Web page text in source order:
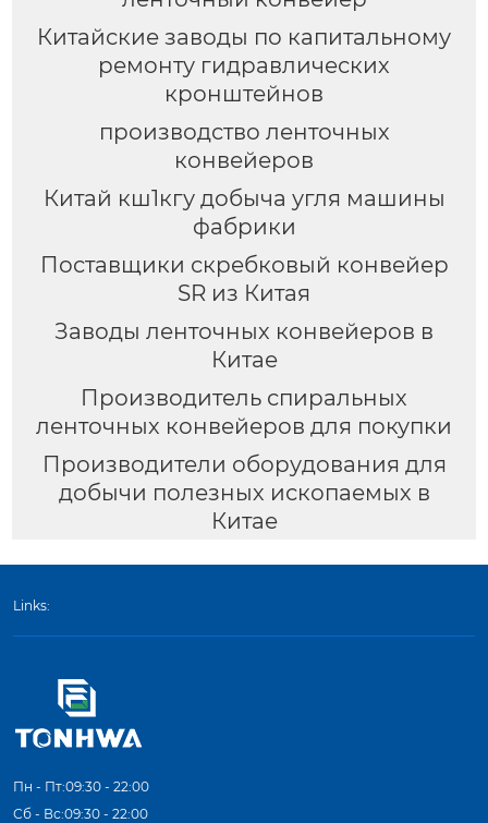
Китайские заводы по капитальному
ремонту гидравлических
кронштейнов
производство ленточных
конвейеров
Китай кш1кгу добыча угля машины
фабрики
Поставщики скребковый конвейер
SR из Китая
Заводы ленточных конвейеров в
Китае
Производитель спиральных
ленточных конвейеров для покупки
Производители оборудования для
добычи полезных ископаемых в
Китае
Links:
Пн - Пт:09:30 - 22:00
Сб - Вс:09:30 - 22:00